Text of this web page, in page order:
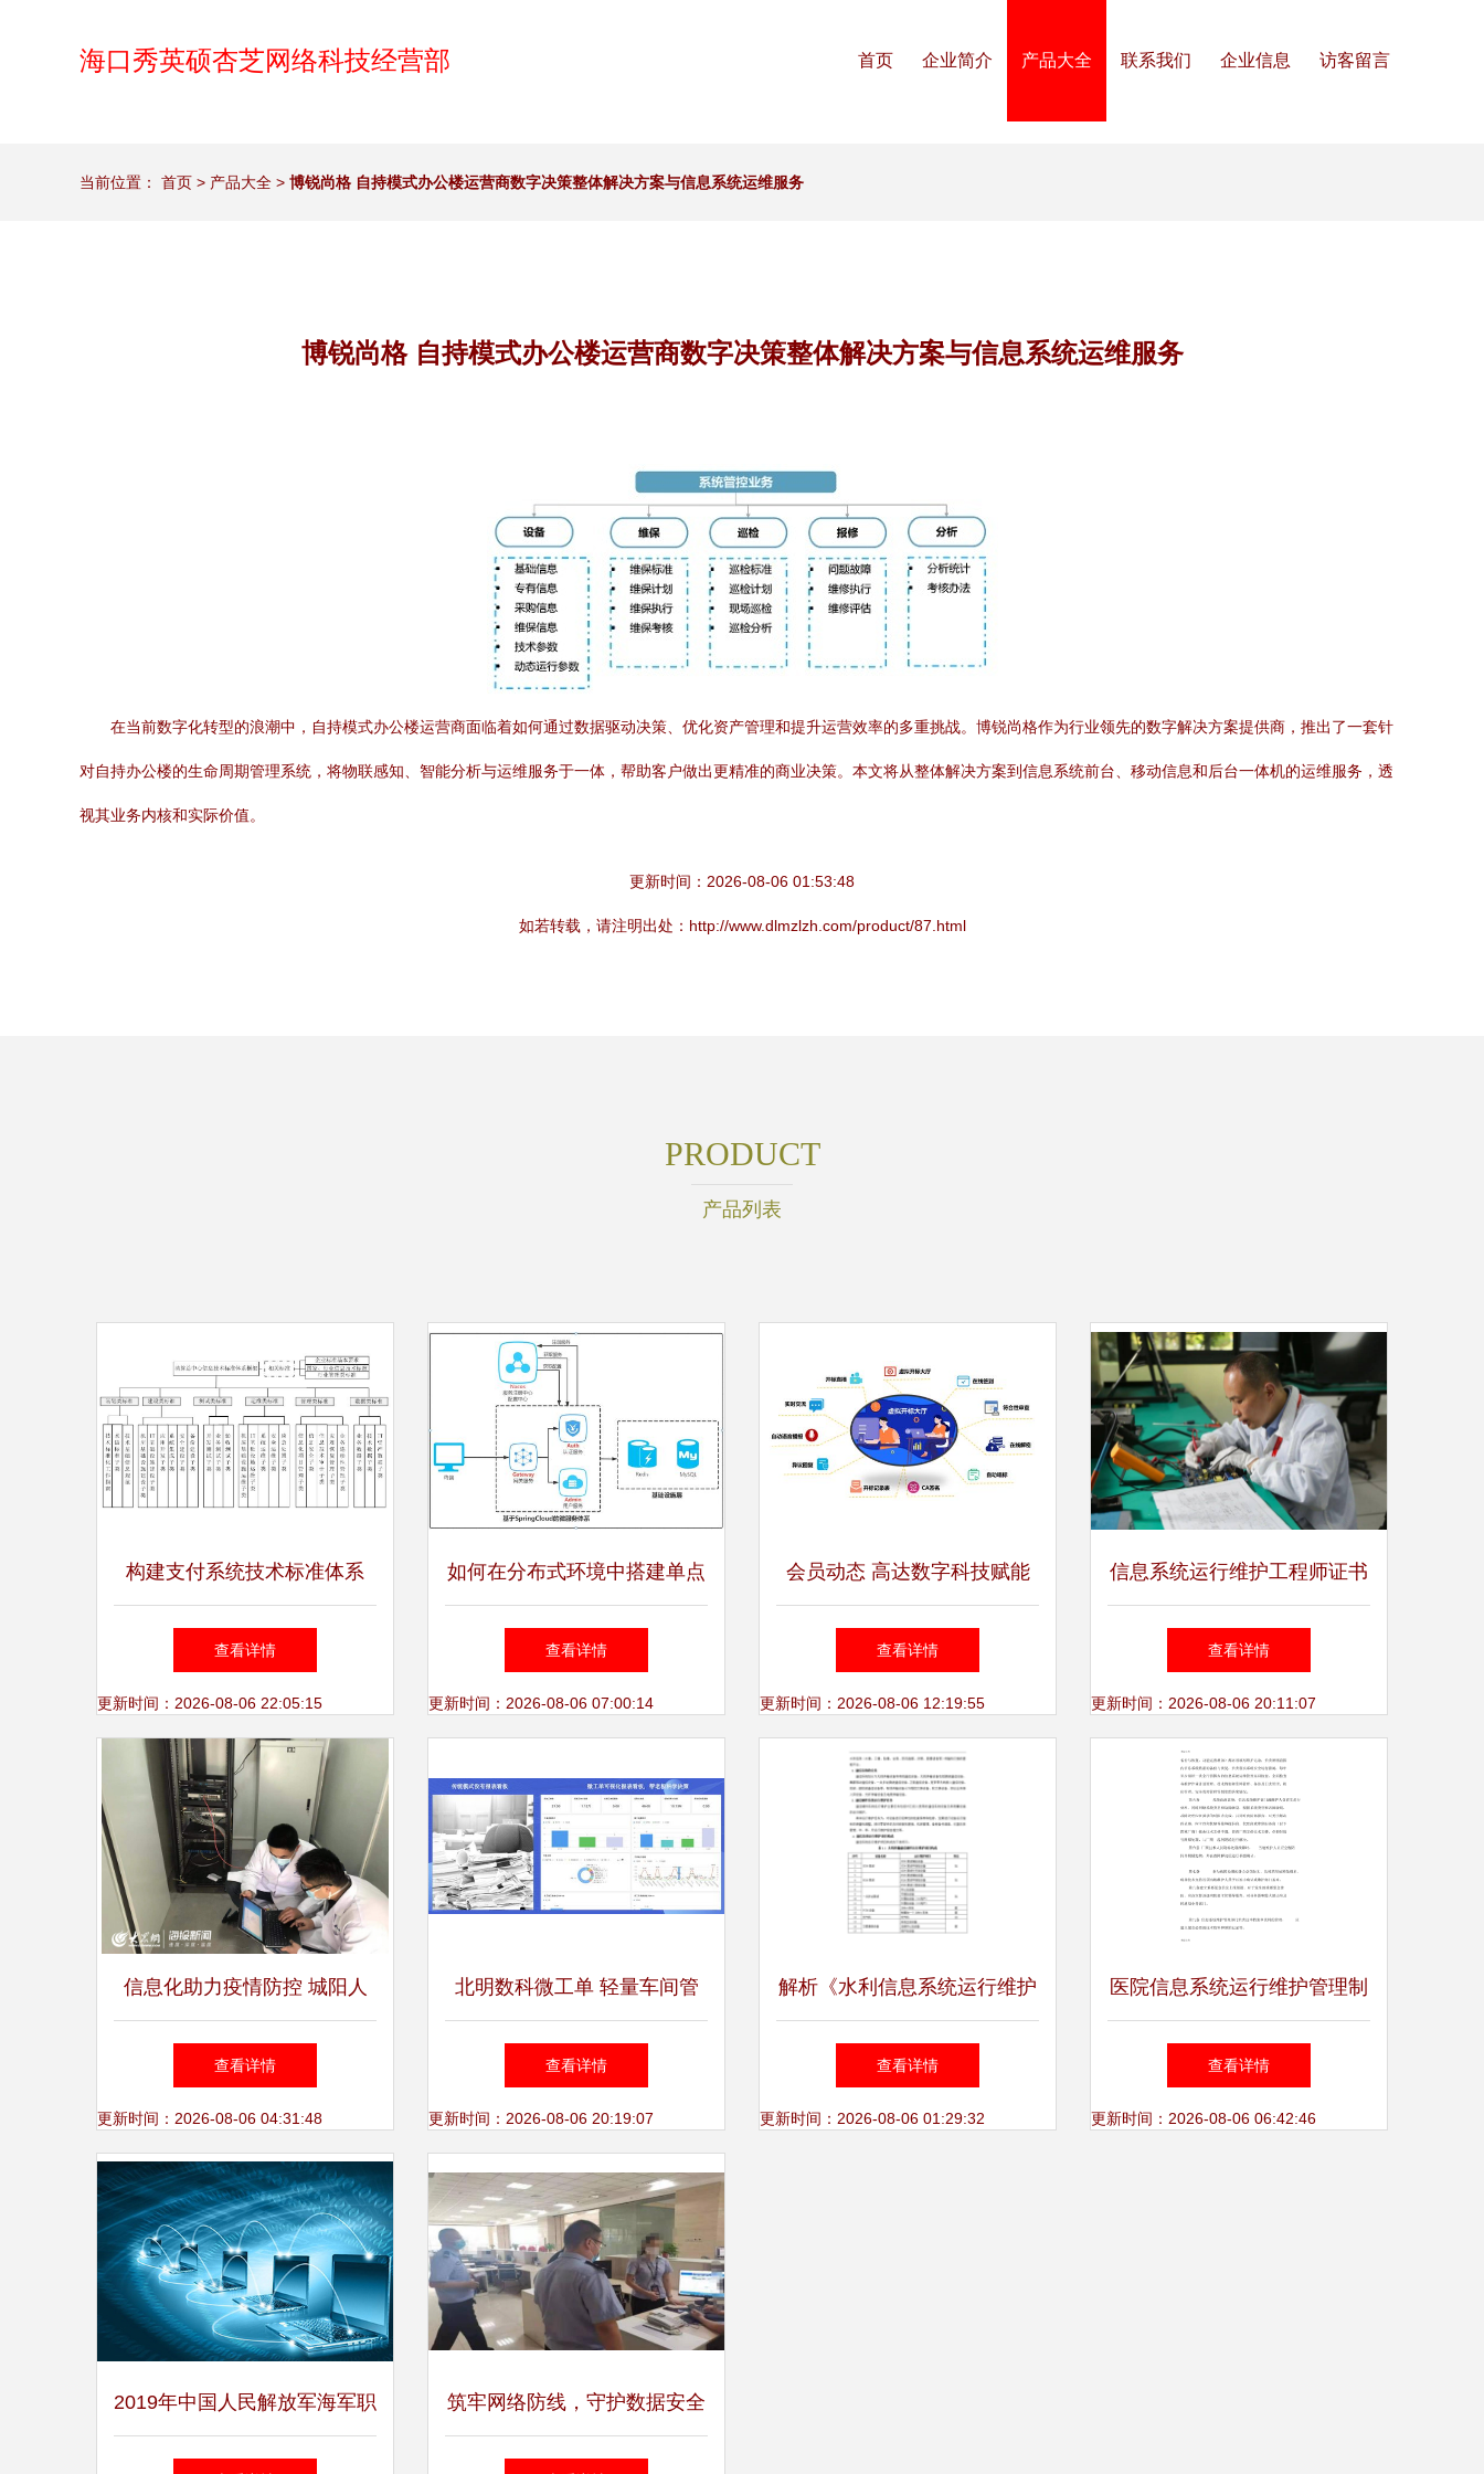
海口秀英硕杏芝网络科技经营部 首页 企业简介 产品大全 联系我们 企业信息 访客留言
当前位置： 首页 > 产品大全 > 博锐尚格 自持模式办公楼运营商数字决策整体解决方案与信息系统运维服务
博锐尚格 自持模式办公楼运营商数字决策整体解决方案与信息系统运维服务
在当前数字化转型的浪潮中，自持模式办公楼运营商面临着如何通过数据驱动决策、优化资产管理和提升运营效率的多重挑战。博锐尚格作为行业领先的数字解决方案提供商，推出了一套针
对自持办公楼的生命周期管理系统，将物联感知、智能分析与运维服务于一体，帮助客户做出更精准的商业决策。本文将从整体解决方案到信息系统前台、移动信息和后台一体机的运维服务，透
视其业务内核和实际价值。
更新时间：2026-08-06 01:53:48
如若转载，请注明出处：http://www.dlmzlzh.com/product/87.html
PRODUCT
产品列表
构建支付系统技术标准体系
助力我国重要金融基础设施建
设
查看详情
更新时间：2026-08-06 22:05:15
如何在分布式环境中搭建单点
登录系统 基于Spring Cloud的
微服务架构设计（信息系统运
查看详情
更新时间：2026-08-06 07:00:14
会员动态 高达数字科技赋能
电子招投标，推出微服务中台
系统与运维服务解决方案
查看详情
更新时间：2026-08-06 12:19:55
信息系统运行维护工程师证书
报名渠道、要求与流程全解析
查看详情
更新时间：2026-08-06 20:11:07
信息化助力疫情防控 城阳人
民医院网络信息科全力做好
战“疫”保障
查看详情
更新时间：2026-08-06 04:31:48
北明数科微工单 轻量车间管
理系统，轻松搞定工厂生产报
工与运维管理
查看详情
更新时间：2026-08-06 20:19:07
解析《水利信息系统运行维护
定额标准（试行）》及其在宁
夏水利网的示范意义
查看详情
更新时间：2026-08-06 01:29:32
医院信息系统运行维护管理制
度
查看详情
更新时间：2026-08-06 06:42:46
2019年中国人民解放军海军职
工大学招生简章——信息系统
筑牢网络防线，守护数据安全
——徐水竞秀网警开展重大网